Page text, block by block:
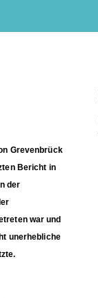
Grevenbrück
Bericht in
der
war und
unerhebliche